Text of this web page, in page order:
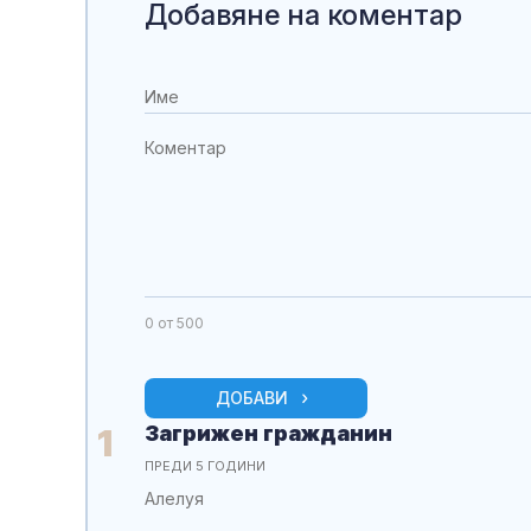
Добавяне на коментар
0 от 500
ДОБАВИ
1 Загрижен гражданин
ПРЕДИ 5 ГОДИНИ
Алелуя